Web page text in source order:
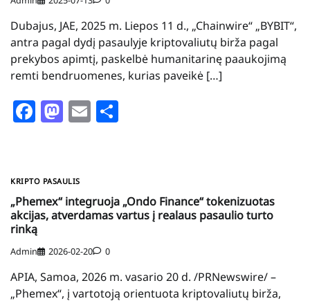
Dubajus, JAE, 2025 m. Liepos 11 d., „Chainwire“ „BYBIT“,
antra pagal dydį pasaulyje kriptovaliutų birža pagal
prekybos apimtį, paskelbė humanitarinę paaukojimą
remti bendruomenes, kurias paveikė […]
Facebook
Mastodon
Email
KRIPTO PASAULIS
„Phemex“ integruoja „Ondo Finance“ tokenizuotas
akcijas, atverdamas vartus į realaus pasaulio turto
rinką
Admin 2026-02-20 0
APIA, Samoa, 2026 m. vasario 20 d. /PRNewswire/ –
„Phemex“, į vartotoją orientuota kriptovaliutų birža,